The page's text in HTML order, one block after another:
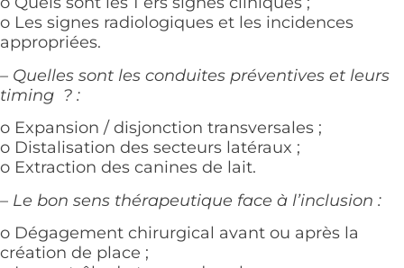
o Les signes radiologiques et les incidences
appropriées.
– Quelles sont les conduites préventives et leurs
timing ? :
o Expansion / disjonction transversales ;
o Distalisation des secteurs latéraux ;
o Extraction des canines de lait.
– Le bon sens thérapeutique face à l’inclusion :
o Dégagement chirurgical avant ou après la
création de place ;